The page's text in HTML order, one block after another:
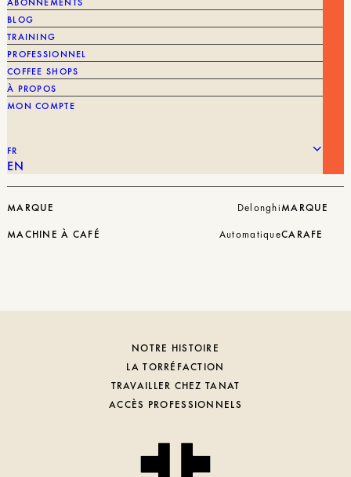
BLOG
TRAINING
PROFESSIONNEL
COFFEE SHOPS
À PROPOS
MON COMPTE
FR
EN
499,00
MARQUE
Delonghi
MACHINE À CAFÉ
Automatique
MARQUE
CARAFE
NOTRE HISTOIRE
LA TORRÉFACTION
TRAVAILLER CHEZ TANAT
ACCÈS PROFESSIONNELS